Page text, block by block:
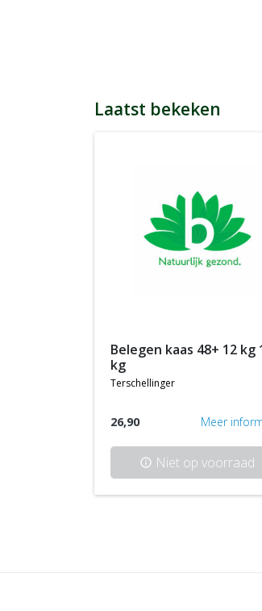
Laatst bekeken
belegen kaas 48+ 12 kg 12
kg
terschellinger
26,90 Meer
info Niet op voorraad